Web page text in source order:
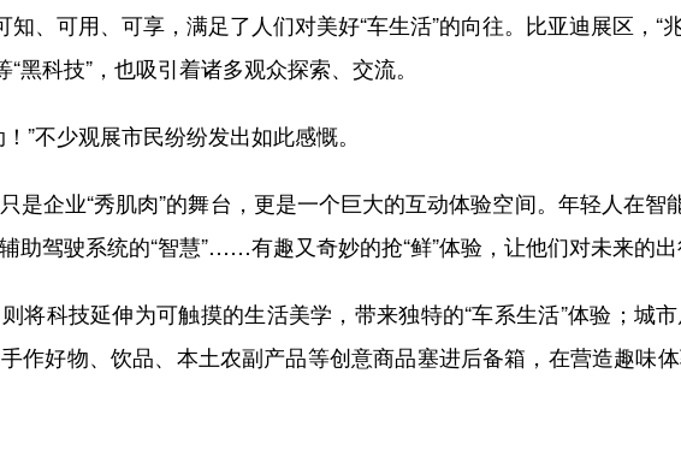
知、可用、可享，满足了人们对美好“车生活”的向往。比亚迪展区，“
黑科技”，也吸引着诸多观众探索、交流。
不少观展市民纷纷发出如此感慨。
企业“秀肌肉”的舞台，更是一个巨大的互动体验空间。年轻人在智
助驾驶系统的“智慧”……有趣又奇妙的抢“鲜”体验，让他们对未来的出
科技延伸为可触摸的生活美学，带来独特的“车系生活”体验；城
作好物、饮品、本土农副产品等创意商品塞进后备箱，在营造趣味